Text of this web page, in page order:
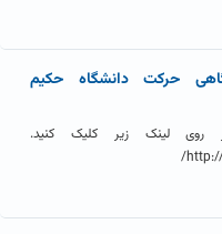
حرکت دانشگاه حکیم
لینک زیر کلیک کنید.